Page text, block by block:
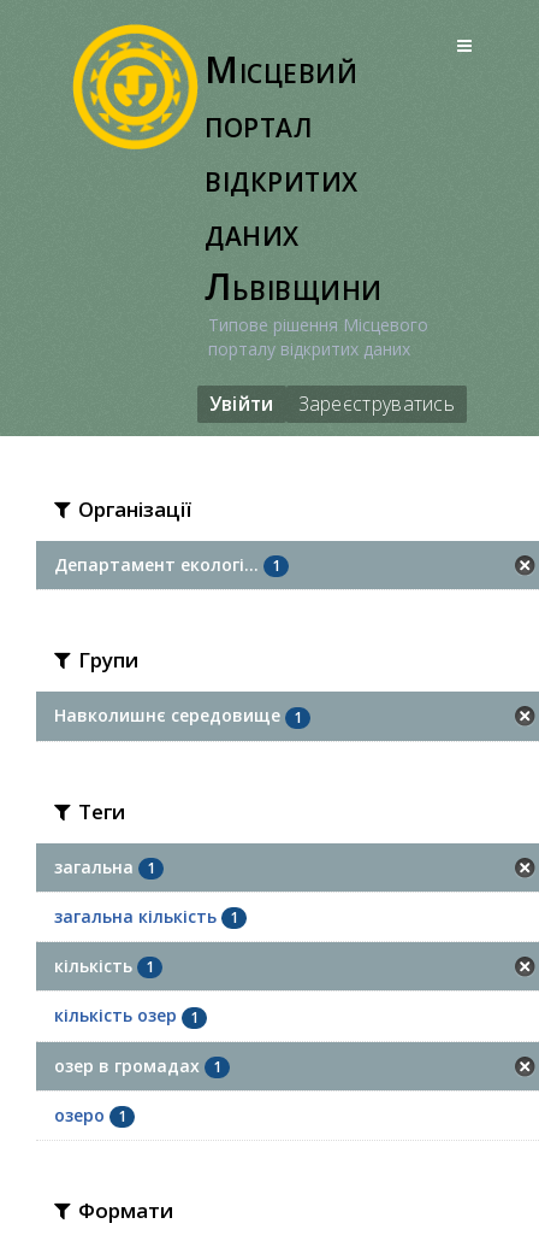
Місцевий
портал
відкритих
даних
Львівщини
Типове рішення Місцевого
порталу відкритих даних
Увійти Зареєструватись
Організації
Департамент екологі... 1
Групи
Навколишнє середовище 1
Теги
загальна 1
загальна кількість 1
кількість 1
кількість озер 1
озер в громадах 1
озеро 1
Формати